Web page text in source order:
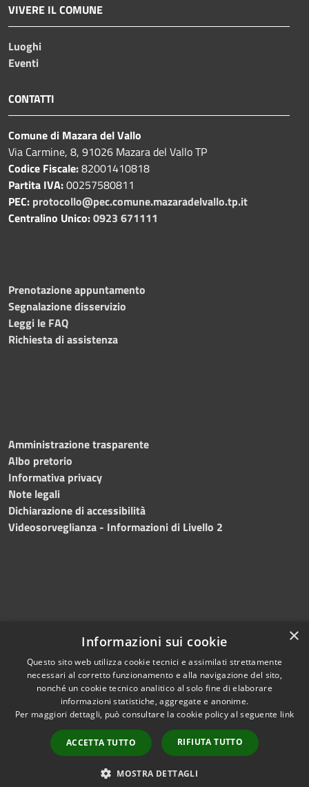
VIVERE IL COMUNE
Luoghi
Eventi
CONTATTI
Comune di Mazara del Vallo
Via Carmine, 8, 91026 Mazara del Vallo TP
Codice Fiscale:82001410818
Partita IVA:00257580811
PEC: protocollo@pec.comune.mazaradelvallo.tp.it
Centralino Unico:0923 671111
Prenotazione appuntamento
Segnalazione disservizio
Leggi le FAQ
Richiesta di assistenza
Amministrazione trasparente
Albo pretorio
Informativa privacy
Note legali
Dichiarazione di accessibilità
Videosorveglianza - Informazioni di Livello 2
Accessibilità
Privacy
Mappa del sito
Fatturazione Elettronica
Copyright © 2024 •
Comune di Mazara del
Vallo• Powered
byMunicipium• Redazione
×
Informazioni sui cookie
Questo sito web utilizza cookie tecnici e assimilati strettamente
necessari al corretto funzionamento e alla navigazione del sito,
nonché un cookie tecnico analitico al solo fine di elaborare
informazioni statistiche, aggregate e anonime.
Per maggiori dettagli, può consultare la cookie policy al seguente link
ACCETTA TUTTO RIFIUTA TUTTO
MOSTRA DETTAGLI